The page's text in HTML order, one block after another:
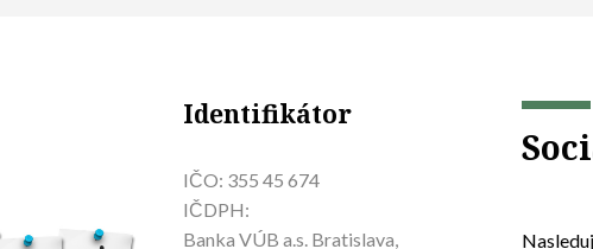
Identifikátor
IČO: 355 45 674
IČDPH:
Banka VÚB a.s. Bratislava,